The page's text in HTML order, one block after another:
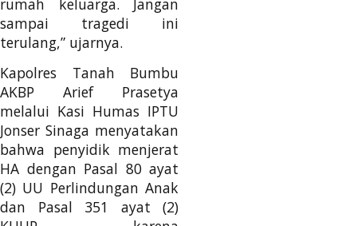
rumah keluarga. Jangan
sampai tragedi ini
terulang,” ujarnya.
Kapolres Tanah Bumbu
AKBP Arief Prasetya
melalui Kasi Humas IPTU
Jonser Sinaga menyatakan
bahwa penyidik menjerat
HA dengan Pasal 80 ayat
(2) UU Perlindungan Anak
dan Pasal 351 ayat (2)